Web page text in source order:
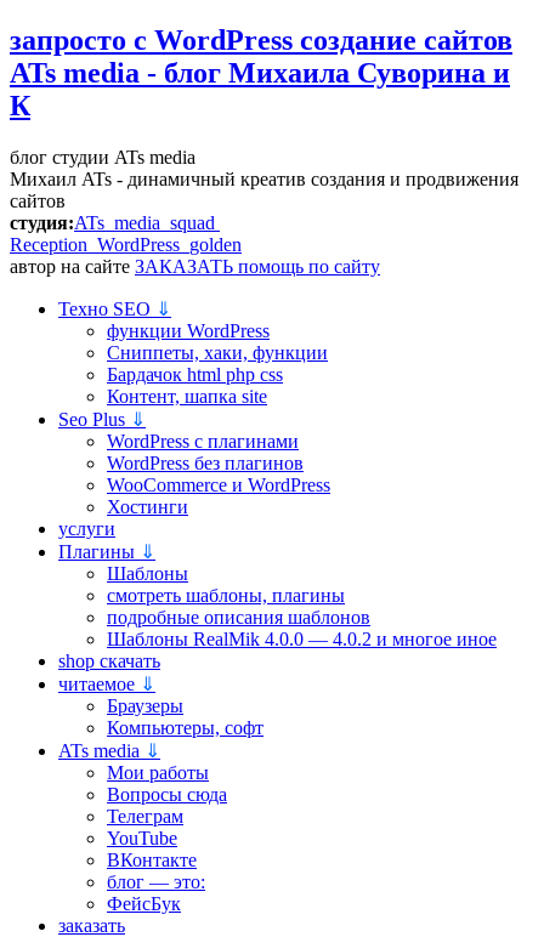
запросто с WordPress создание сайтов
ATs media - блог Михаила Суворина и
К
блог студии ATs media
Михаил ATs - динамичный креатив создания и продвижения
сайтов
студия:ATs media squad
Reception WordPress golden
автор на сайте ЗАКАЗАТЬ помощь по сайту
Техно SEO ⇓
функции WordPress
Сниппеты, хаки, функции
Бардачок html php css
Контент, шапка site
Seo Plus ⇓
WordPress c плагинами
WordPress без плагинов
WooCommerce и WordPress
Хостинги
услуги
Плагины ⇓
Шаблоны
смотреть шаблоны, плагины
подробные описания шаблонов
Шаблоны RealMik 4.0.0 — 4.0.2 и многое иное
shop скачать
читаемое ⇓
Браузеры
Компьютеры, софт
ATs media ⇓
Мои работы
Вопросы сюда
Телеграм
YouTube
ВКонтакте
блог — это:
ФейсБук
заказать